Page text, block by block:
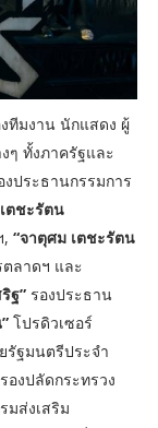
ทีมงาน นักแสดง ผู้
ๆ ทั้งภาครัฐและ
ประธานกรรมการ
ตชะรัตน
, “จาตุศม เตชะรัตน
ตลาดฯ และ
ฐ” รองประธาน
โปรดิวเซอร์
รัฐมนตรีประจำ
รองปลัดกระทรวง
มส่งเสริม